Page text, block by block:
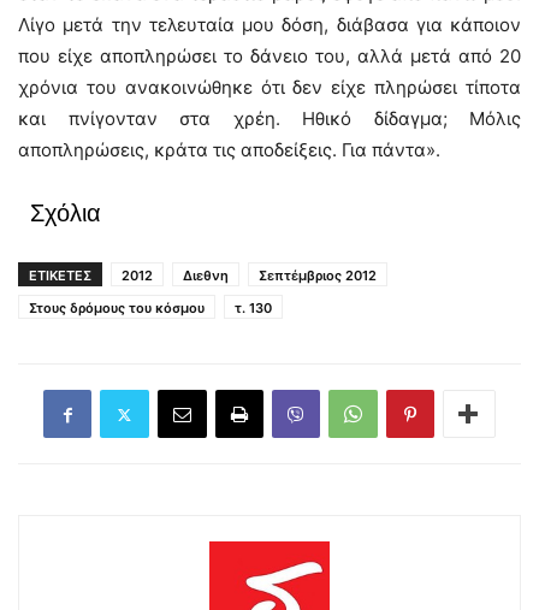
Λίγο μετά την τελευταία μου δόση, διάβασα για κάποιον
που είχε αποπληρώσει το δάνειο του, αλλά μετά από 20
χρόνια του ανακοινώθηκε ότι δεν είχε πληρώσει τίποτα
και πνίγονταν στα χρέη. Ηθικό δίδαγμα; Μόλις
αποπληρώσεις, κράτα τις αποδείξεις. Για πάντα».
Σχόλια
ΕΤΙΚΕΤΕΣ 2012 Διεθνη
Σεπτέμβριος 2012
Στους δρόμους του κόσμου
τ. 130